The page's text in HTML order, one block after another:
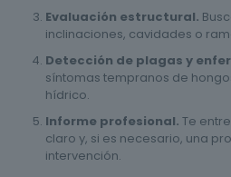
Evaluación estructural.
inclinaciones, cavidades o
Detección de plagas y
síntomas tempranos de
hídrico.
Informe profesional. Te
claro y, si es necesario, una
intervención.